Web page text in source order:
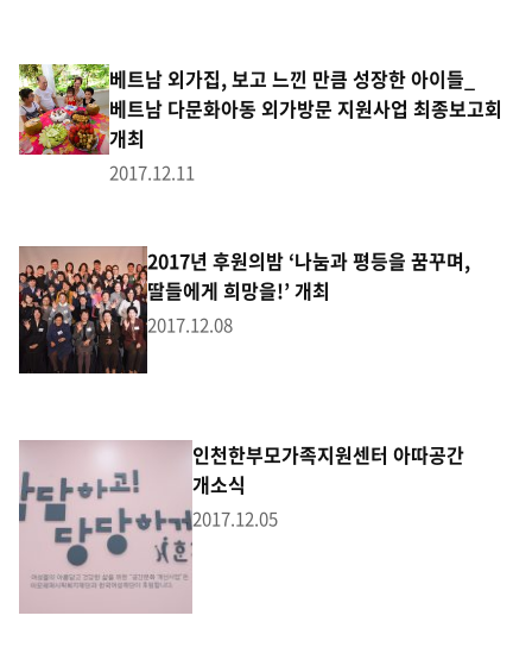
베트남 외가집, 보고 느낀 만큼 성장한 아이들_
베트남 다문화아동 외가방문 지원사업 최종보고회
개최
2017.12.11
2017년 후원의밤 ‘나눔과 평등을 꿈꾸며,
딸들에게 희망을!’ 개최
2017.12.08
인천한부모가족지원센터 아따공간
개소식
2017.12.05